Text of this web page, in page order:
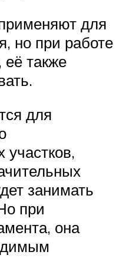
для
но при работе
её также
для
участков,
занимать
при
она